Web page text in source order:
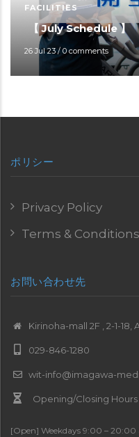
FACILITIES
【 July Schedule 】
26 Jul 23/ 0 comments
ポリシー
Privacy Policy
Terms & Conditions
お問い合わせ先
Kirinoha-mall 2F , 2-1-
029-846-1280
wit-info@imagawa-
Opening/Closing Hours
[Open] Weekdays 9:00 – 20:00